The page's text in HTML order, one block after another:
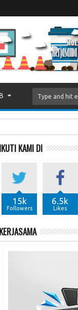
IKUTI KAMI DI
15k
Followers
6.5k
Likes
KERJASAMA